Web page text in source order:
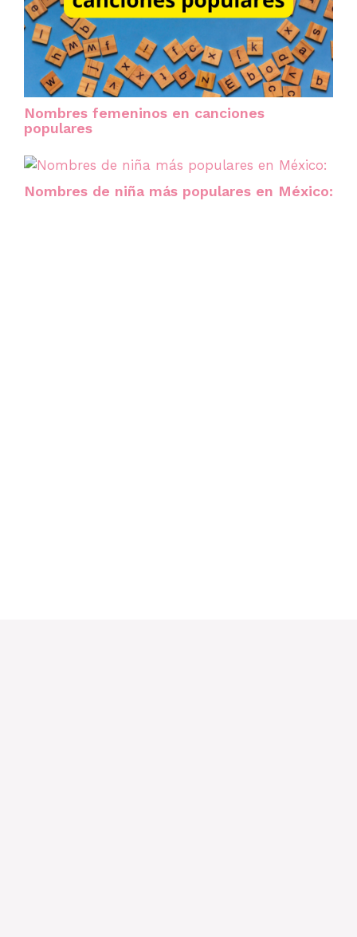
Nombres femeninos en canciones
populares
Nombres de niña más populares en México: